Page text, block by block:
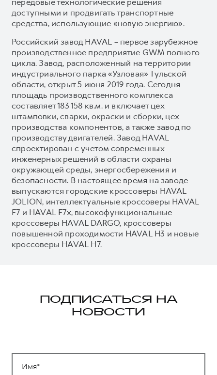
доступными и продвигать транспортные
средства, использующие «новую энергию».
Российский завод HAVAL – первое зарубежное
производственное предприятие GWM полного
цикла. Завод, расположенный на территории
индустриального парка «Узловая» Тульской
области, открыт 5 июня 2019 года. Сегодня
площадь производственного комплекса
составляет 183 158 кв.м. и включает цех
штамповки, сварки, окраски и сборки, цех
производства компонентов, а также завод по
производству двигателей. Завод HAVAL
спроектирован с учетом современных
инженерных решений в области охраны
окружающей среды, энергосбережения и
безопасности. В настоящее время на заводе
выпускаются городские кроссоверы HAVAL
JOLION, интеллектуальные кроссоверы HAVAL
F7 и HAVAL F7x, высокофункциональные
кроссоверы HAVAL DARGO, кроссоверы
повышенной проходимости HAVAL H3 и новые
кроссоверы HAVAL H7.
ПОДПИСАТЬСЯ НА
НОВОСТИ
Имя